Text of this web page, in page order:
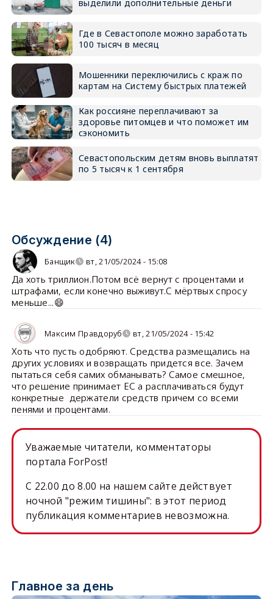
выделили дополнительные деньги
Где в Севастополе можно заработать
100 тысяч в месяц
Мошенники переключились с краж по
картам на Систему быстрых платежей
Как россияне переплачивают за
здоровье питомцев и что поможет им
сэкономить
Севастопольским детям вновь выплатят
по 5 тысяч к 1 сентября
Обсуждение (4)
Банщик вт, 21/05/2024 - 15:08
Да хоть триллион.Потом всё вернут с процентами и
штрафами, если конечно выживут.С мёртвых спросу
меньше...😄
Максим Правдоруб вт, 21/05/2024 - 15:42
Хоть что пусть одобряют. Средства размещались на
других условиях и возвращать придется все. Зачем
пытаться себя самих обманывать? Самое смешное,
что решение принимает ЕС а расплачиваться будут
конкретные держатели средств причем со всеми
пенями и процентами.
Уважаемые читатели, комментаторы
портала ForPost!
C 22.00 до 8.00 на нашем сайте действует
ночной "режим тишины": в этот период
публикация комментариев невозможна.
Главное за день